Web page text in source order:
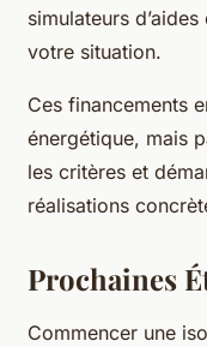
simulateurs
votre situation.
Ces financements
énergétique, mais
les critères et
réalisations
Prochaines
Commencer une